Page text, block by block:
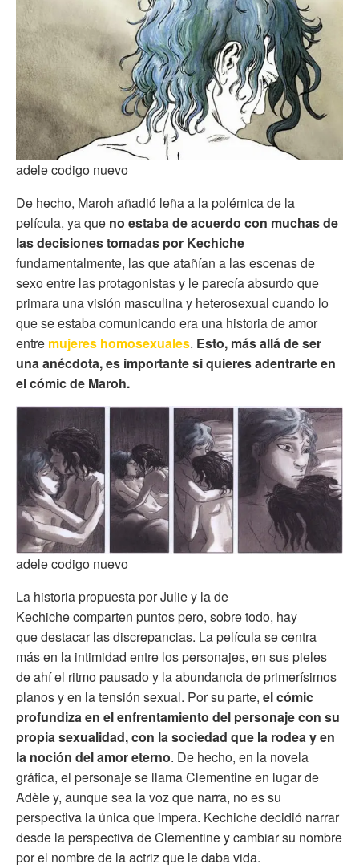
adele codigo nuevo
De hecho, Maroh añadió leña a la polémica de la
película, ya que no estaba de acuerdo con muchas de
las decisiones tomadas por Kechiche
fundamentalmente, las que atañían a las escenas de
sexo entre las protagonistas y le parecía absurdo que
primara una visión masculina y heterosexual cuando lo
que se estaba comunicando era una historia de amor
entre mujeres homosexuales. Esto, más allá de ser
una anécdota, es importante si quieres adentrarte en
el cómic de Maroh.
adele codigo nuevo
La historia propuesta por Julie y la de
Kechiche comparten puntos pero, sobre todo, hay
que destacar las discrepancias. La película se centra
más en la intimidad entre los personajes, en sus pieles
de ahí el ritmo pausado y la abundancia de primerísimos
planos y en la tensión sexual. Por su parte, el cómic
profundiza en el enfrentamiento del personaje con su
propia sexualidad, con la sociedad que la rodea y en
la noción del amor eterno. De hecho, en la novela
gráfica, el personaje se llama Clementine en lugar de
Adèle y, aunque sea la voz que narra, no es su
perspectiva la única que impera. Kechiche decidió narrar
desde la perspectiva de Clementine y cambiar su nombre
por el nombre de la actriz que le daba vida.